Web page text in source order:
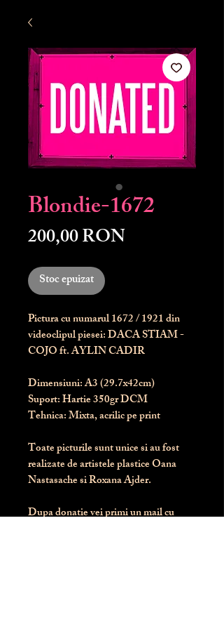
Blondie-1672
200,00 RONPreț
Stoc epuizat
Pictura cu numarul1672/ 1921 din
videoclipul piesei: DACA STIAM -
COJO ft. AYLIN CADIR
Dimensiuni: A3 (29.7x42cm)
Suport: Hartie 350gr DCM
Tehnica: Mixta, acrilic pe print
Toate picturile sunt unice si au fost
realizate de artistele plastice Oana
Nastasache si Roxana Ajder.
Dupa donatie vei primi un mail cu